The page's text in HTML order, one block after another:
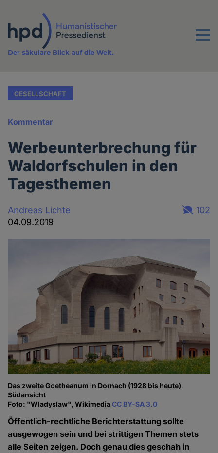
Inhalt
Menu
Der säkulare Blick auf die Welt.
GESELLSCHAFT
Kommentar
Werbeunterbrechung für
Waldorfschulen in den
Tagesthemen
Andreas Lichte
04.09.2019
102
Das zweite Goetheanum in Dornach (1928 bis heute),
Südansicht
Foto: "Wladyslaw", WikimediaCC BY-SA 3.0
Öffentlich-rechtliche Berichterstattung sollte
ausgewogen sein und bei strittigen Themen stets
alle Seiten zeigen. Doch genau dies geschah in